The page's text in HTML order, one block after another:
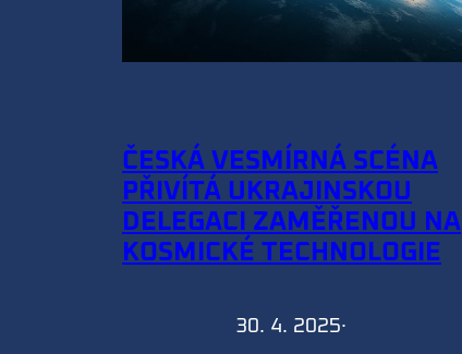
ČESKÁ VESMÍRNÁ SCÉNA
PŘIVÍTÁ UKRAJINSKOU
DELEGACI ZAMĚŘENOU NA
KOSMICKÉ TECHNOLOGIE
30. 4. 2025·